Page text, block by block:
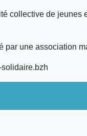
collective de jeunes
par une association